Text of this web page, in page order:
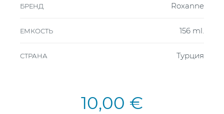
БРЕНД Roxanne
ЕМКОСТЬ 156 ml.
СТРАНА Турция
10,00 €